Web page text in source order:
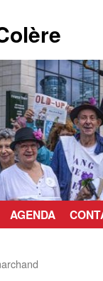
AGENDA